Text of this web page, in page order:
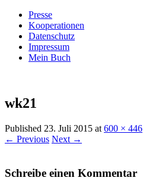
Presse
Kooperationen
Datenschutz
Impressum
Mein Buch
Villa König
wk21
Published 23. Juli 2015 at 600 × 446
← Previous Next →
Schreibe einen Kommentar